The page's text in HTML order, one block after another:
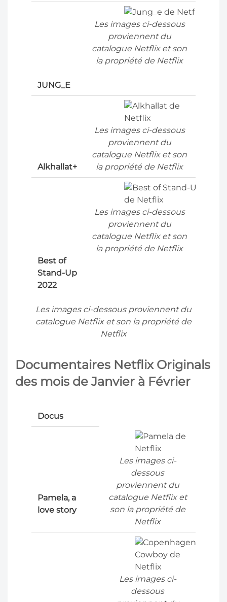
JUNG_E
Les images ci-dessous
proviennent du
catalogue Netflix et son
la propriété de Netflix
Alkhallat+
Les images ci-dessous
proviennent du
catalogue Netflix et son
la propriété de Netflix
Best of
Stand-Up
2022
Les images ci-dessous
proviennent du
catalogue Netflix et son
la propriété de Netflix
Les images ci-dessous proviennent du
catalogue Netflix et son la propriété de
Netflix
Documentaires Netflix Originals
des mois de Janvier à Février
Docus
Pamela, a
love story
Les images ci-
dessous
proviennent du
catalogue Netflix et
son la propriété de
Netflix
Les images ci-
dessous